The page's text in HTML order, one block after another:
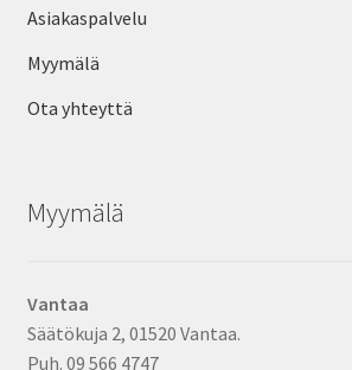
Asiakaspalvelu
Myymälä
Ota yhteyttä
Myymälä
Vantaa
Säätökuja 2, 01520 Vantaa.
Puh. 09 566 4747